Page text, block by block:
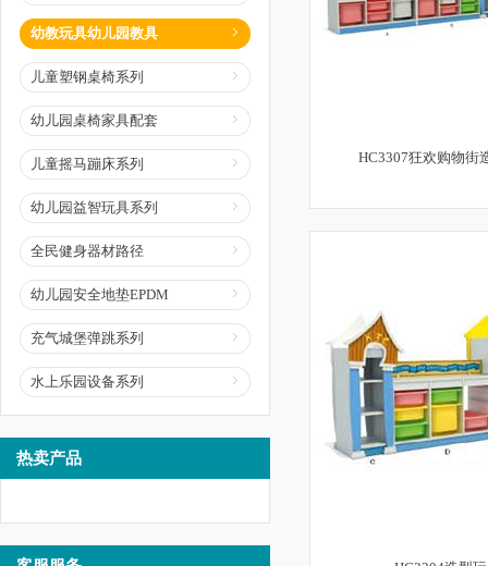
幼教玩具幼儿园教具
儿童塑钢桌椅系列
幼儿园桌椅家具配套
儿童摇马蹦床系列
幼儿园益智玩具系列
全民健身器材路径
幼儿园安全地垫EPDM
充气城堡弹跳系列
水上乐园设备系列
热卖产品
HC3307狂欢购物街